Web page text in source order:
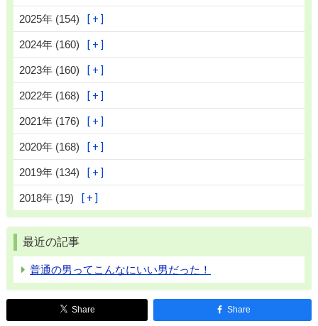
2025年 (154)
2024年 (160)
2023年 (160)
2022年 (168)
2021年 (176)
2020年 (168)
2019年 (134)
2018年 (19)
最近の記事
普通の男ってこんなにいい男だった！
Share Share